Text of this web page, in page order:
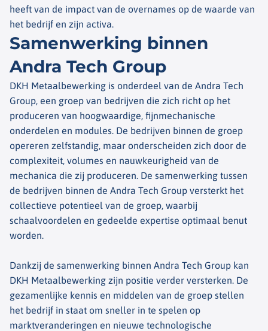
heeft van de impact van de overnames op de waarde van
het bedrijf en zijn activa.
Samenwerking binnen
Andra Tech Group
DKH Metaalbewerking is onderdeel van de Andra Tech
Group, een groep van bedrijven die zich richt op het
produceren van hoogwaardige, fijnmechanische
onderdelen en modules. De bedrijven binnen de groep
opereren zelfstandig, maar onderscheiden zich door de
complexiteit, volumes en nauwkeurigheid van de
mechanica die zij produceren. De samenwerking tussen
de bedrijven binnen de Andra Tech Group versterkt het
collectieve potentieel van de groep, waarbij
schaalvoordelen en gedeelde expertise optimaal benut
worden.
Dankzij de samenwerking binnen Andra Tech Group kan
DKH Metaalbewerking zijn positie verder versterken. De
gezamenlijke kennis en middelen van de groep stellen
het bedrijf in staat om sneller in te spelen op
marktveranderingen en nieuwe technologische